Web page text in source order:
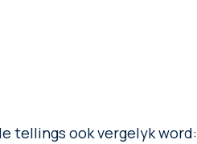
tellings ook vergelyk word: